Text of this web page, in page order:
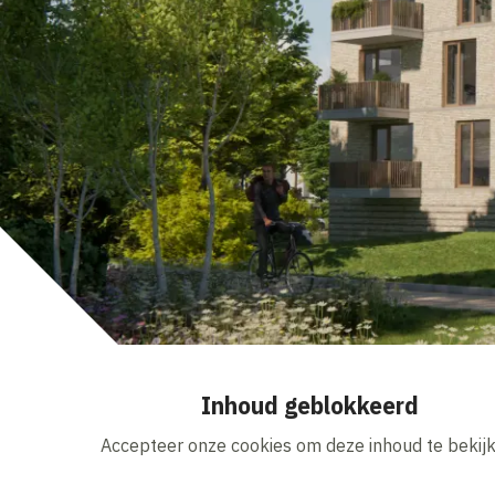
Inhoud geblokkeerd
Accepteer onze cookies om deze inhoud te